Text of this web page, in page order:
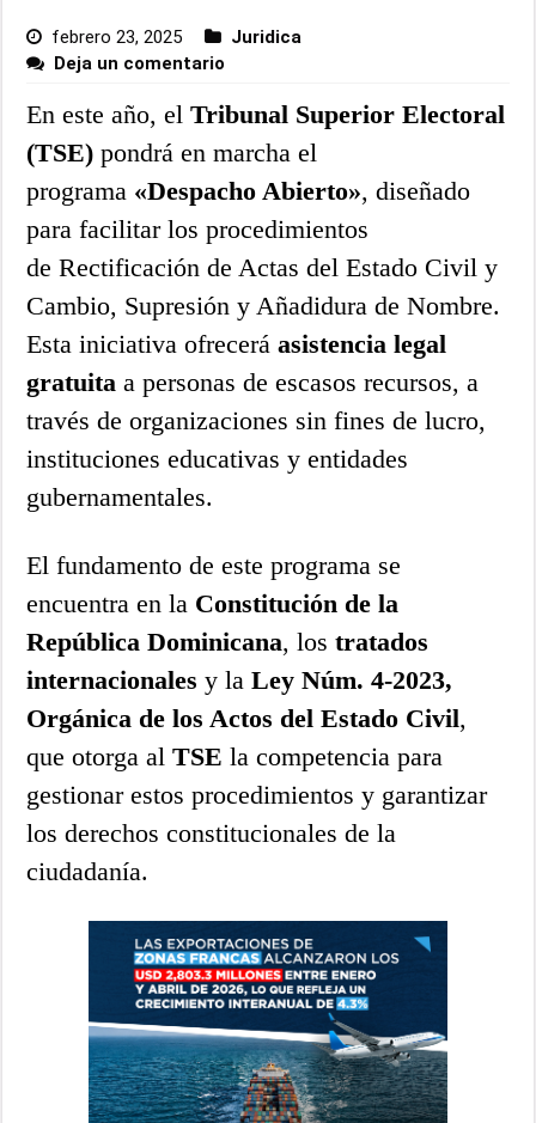
febrero 23, 2025
Juridica
Deja un comentario
En este año, elTribunal Superior Electoral
(TSE)pondrá en marcha el
programa «Despacho Abierto», diseñado
para facilitar los procedimientos
de Rectificación de Actas del Estado Civil y
Cambio, Supresión y Añadidura de Nombre.
Esta iniciativa ofreceráasistencia legal
gratuita a personas de escasos recursos, a
través de organizaciones sin fines de lucro,
instituciones educativas y entidades
gubernamentales.
El fundamento de este programa se
encuentra en la Constitución de la
República Dominicana, lostratados
internacionales y laLey Núm. 4-2023,
Orgánica de los Actos del Estado Civil,
que otorga alTSE la competencia para
gestionar estos procedimientos y garantizar
los derechos constitucionales de la
ciudadanía.